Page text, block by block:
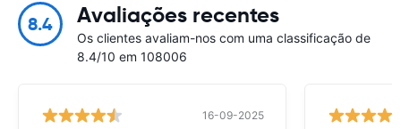
8.4 Avaliações recentes
Os clientes avaliam-nos com uma classificação de
8.4/10 em 108006
16-09-2025